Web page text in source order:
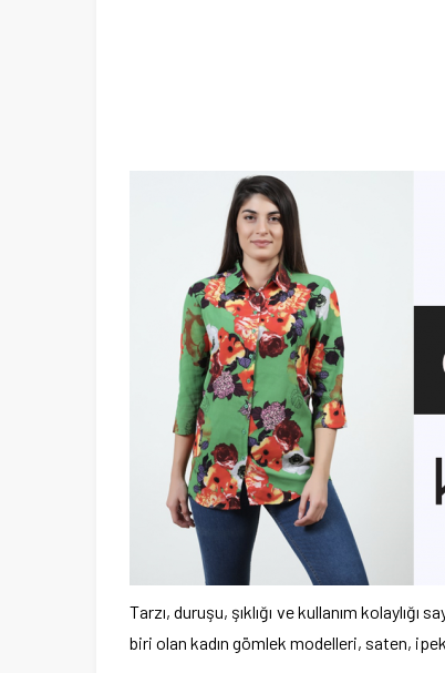
Tarzı, duruşu, şıklığı ve kullanım
biri olan kadın gömlek modelleri, saten,